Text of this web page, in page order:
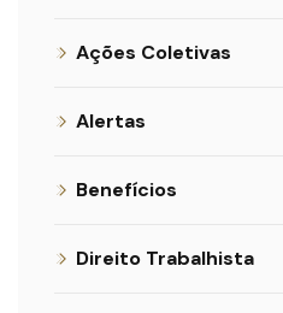
Ações Coletivas
Alertas
Benefícios
Direito Trabalhista